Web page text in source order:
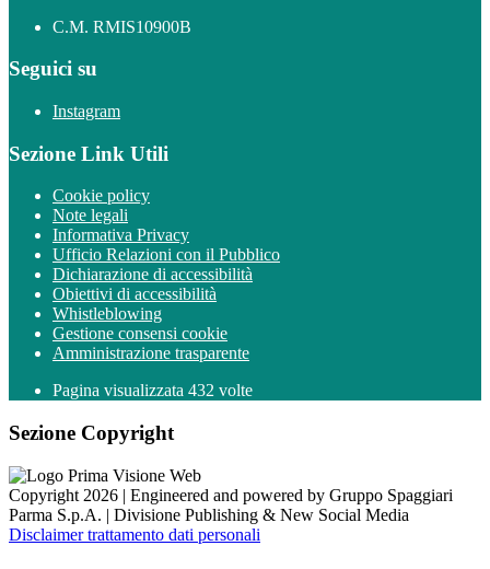
C.M. RMIS10900B
Seguici su
Instagram
Sezione Link Utili
Cookie policy
Note legali
Informativa Privacy
Ufficio Relazioni con il Pubblico
Dichiarazione di accessibilità
Obiettivi di accessibilità
Whistleblowing
Gestione consensi cookie
Amministrazione trasparente
Pagina visualizzata 432 volte
Sezione Copyright
Copyright 2026 | Engineered and powered by Gruppo Spaggiari
Parma S.p.A. | Divisione Publishing & New Social Media
Disclaimer trattamento dati personali